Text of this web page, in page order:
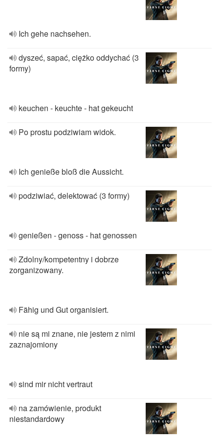
Ich gehe nachsehen.
dyszeć, sapać, ciężko oddychać (3
formy)
keuchen - keuchte - hat gekeucht
Po prostu podziwiam widok.
Ich genieße bloß die Aussicht.
podziwiać, delektować (3 formy)
genießen - genoss - hat genossen
Zdolny/kompetentny i dobrze
zorganizowany.
Fähig und Gut organisiert.
nie są mi znane, nie jestem z nimi
zaznajomiony
sind mir nicht vertraut
na zamówienie, produkt
niestandardowy